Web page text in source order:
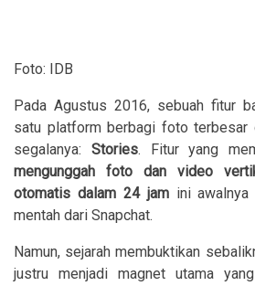
Foto: IDB
Pada Agustus 2016, sebuah fitur
satu platform berbagi foto terbesar
segalanya: Stories. Fitur yang
mengunggah foto dan video
otomatis dalam 24 jam ini
mentah dari Snapchat.
Namun, sejarah membuktikan
justru menjadi magnet utama